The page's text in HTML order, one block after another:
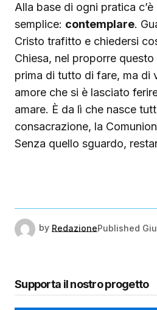
Alla base di ogni pratica
semplice: contemplare.
Cristo trafitto e chiedersi
Chiesa, nel proporre
prima di tutto di fare, ma di
amore che si è lasciato
amare. È da lì che nasce
consacrazione, la
Senza quello sguardo,
by RedazionePublished
Supporta il nostro progetto